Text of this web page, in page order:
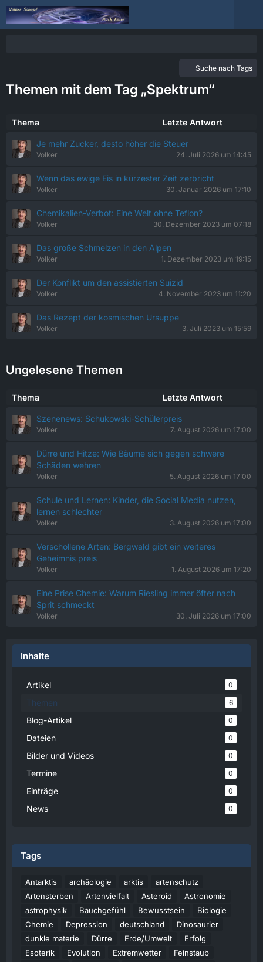
Suche nach Tags
Themen mit dem Tag „Spektrum“
Thema Letzte Antwort
Je mehr Zucker, desto höher die Steuer
Volker 24. Juli 2026 um 14:45
Wenn das ewige Eis in kürzester Zeit zerbricht
Volker 30. Januar 2026 um 17:10
Chemikalien-Verbot: Eine Welt ohne Teflon?
Volker 30. Dezember 2023 um 07:18
Das große Schmelzen in den Alpen
Volker 1. Dezember 2023 um 19:15
Der Konflikt um den assistierten Suizid
Volker 4. November 2023 um 11:20
Das Rezept der kosmischen Ursuppe
Volker 3. Juli 2023 um 15:59
Ungelesene Themen
Thema Letzte Antwort
Szenenews: Schukowski-Schülerpreis
Volker 7. August 2026 um 17:00
Dürre und Hitze: Wie Bäume sich gegen schwere
Schäden wehren
Volker 5. August 2026 um 17:00
Schule und Lernen: Kinder, die Social Media nutzen,
lernen schlechter
Volker 3. August 2026 um 17:00
Verschollene Arten: Bergwald gibt ein weiteres
Geheimnis preis
Volker 1. August 2026 um 17:20
Eine Prise Chemie: Warum Riesling immer öfter nach
Sprit schmeckt
Volker 30. Juli 2026 um 17:00
Inhalte
Artikel 0
Themen 6
Blog-Artikel 0
Dateien 0
Bilder und Videos 0
Termine 0
Einträge 0
News 0
Tags
Antarktis archäologie arktis
artenschutz
Artensterben
Artenvielfalt Asteroid
Astronomie
astrophysik
Bauchgefühl Bewusstsein
Biologie
Chemie
Depression deutschland
Dinosaurier
dunkle materie
Dürre Erde/Umwelt
Erfolg
Esoterik
Evolution Extremwetter
Feinstaub